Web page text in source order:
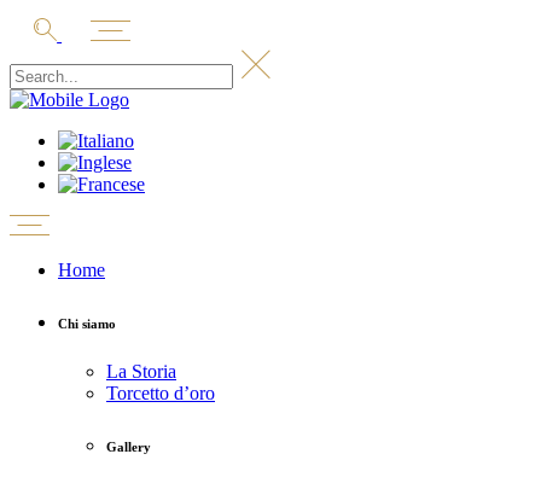
Home
Chi siamo
La Storia
Torcetto d’oro
Gallery